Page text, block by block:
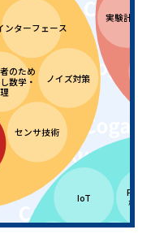
機械
IoT
のため
数学・
ンターフェース
センサ技術
ノイズ対策
実験計画法